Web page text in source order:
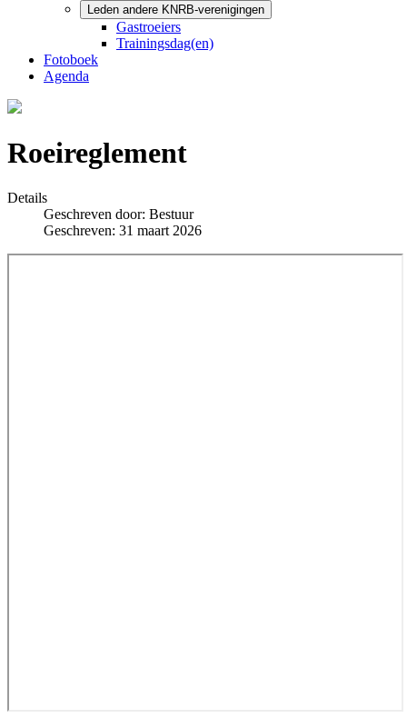
Leden andere KNRB-verenigingen
Gastroeiers
Trainingsdag(en)
Fotoboek
Agenda
Roeireglement
Details
Geschreven door: Bestuur
Geschreven: 31 maart 2026